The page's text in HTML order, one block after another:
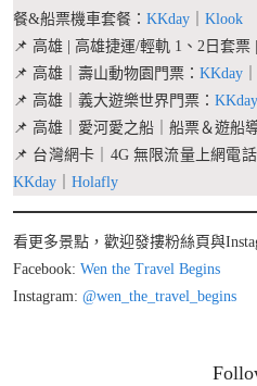
餐&船票機車套餐： KKday
Klook
📌 高雄 | 高雄捷運/輕軌 1、2日套票 |
📌 高雄｜壽山動物園門票： KKday
📌 高雄｜義大遊樂世界門票： KKday
📌 高雄｜愛河愛之船｜船票＆遊船
📌 台灣網卡｜4G 無限流量上網電
KKday
Holafly
看更多景點，歡迎發摟粉絲頁與
Facebook: Wen the Travel Begins
Instagram: @wen_the_travel_begins